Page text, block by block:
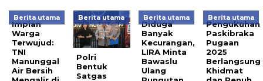
Berita utama
Impian
Warga
Terwujud:
TNI
Manunggal
Air Bersih
Berita utama
Polri
Bentuk
Satgas
Berita utama
Diduga
Banyak
Kecurangan,
LIRA Minta
Bawaslu
Ulang
Berita utama
Pengukuhan
Paskibraka
Pugaan
2025
Berlangsung
Khidmat